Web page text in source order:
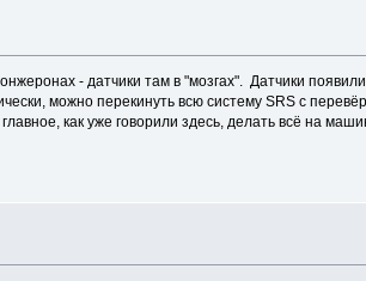
- датчики там в "мозгах". Датчики
можно перекинуть всю систему SRS с
как уже говорили здесь, делать всё на